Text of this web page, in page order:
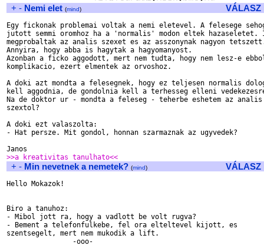
+ - Nemi elet (mind) VÁLASZ
Egy fickonak problemai voltak a nemi eletevel. A felesege
jutott semmi oromhoz ha a 'normalis' modon eltek hazaseletet.
megprobaltak az analis szexet es az asszonynak nagyon
Annyira, hogy abba is hagytak a hagyomanyost.
Azonban a ficko aggodott, mert nem tudta, hogy nem lesz-e
komplikacio, ezert elmentek az orvoshoz.
A doki azt mondta a felesegnek, hogy ez teljesen normalis
kell aggodnia, de gondolnia kell a terhesseg elleni
Na de doktor ur - mondta a feleseg - teherbe eshetem az analis
szextol?
A doki ezt valaszolta:
- Hat persze. Mit gondol, honnan szarmaznak az ugyvedek?
>>a kreativitas tanulhato<<
+ - Min nevetnek a nemetek? (mind) VÁLASZ
Hello Mokazok!
Biro a tanuhoz:
- Mibol jott ra, hogy a vadlott be volt rugva?
- Bement a telefonfulkebe, fel ora elteltevel kijott, es
szentsegelt, mert nem mukodik a lift.